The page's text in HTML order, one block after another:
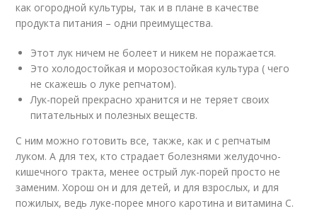
как огородной культуры, так и в плане в качестве
продукта питания – одни преимущества.
Этот лук ничем не болеет и никем не поражается.
Это холодостойкая и морозостойкая культура ( чего
не скажешь о луке репчатом).
Лук-порей прекрасно хранится и не теряет своих
питательных и полезных веществ.
С ним можно готовить все, также, как и с репчатым
луком. А для тех, кто страдает болезнями желудочно-
кишечного тракта, менее острый лук-порей просто не
заменим. Хорош он и для детей, и для взрослых, и для
пожилых, ведь луке-порее много каротина и витамина С.